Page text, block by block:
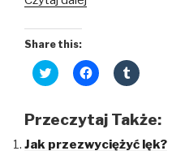
Bóg
ratuje
Share this:
C
l
t
s
C
l
t
s
C
l
t
s
Przeczytaj Także:
Jak przezwyciężyć lęk?